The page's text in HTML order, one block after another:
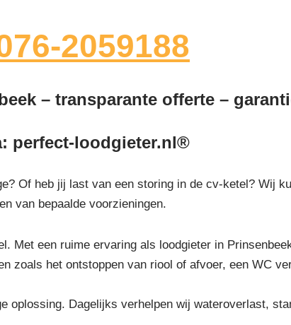
2059188
– transparante offerte –
perfect-loodgieter.nl®
Of heb jij last van een storing in de cv-ketel? Wij
van bepaalde voorzieningen.
Met een ruime ervaring als loodgieter in
zoals het ontstoppen van riool of afvoer, een WC
oplossing. Dagelijks verhelpen wij wateroverlast,